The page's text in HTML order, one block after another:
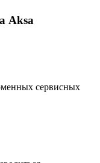
Aksa
сервисных